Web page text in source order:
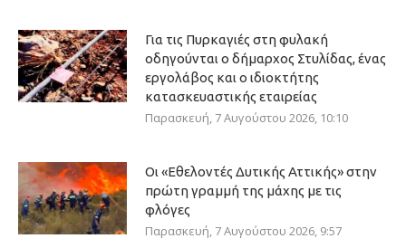
Για τις Πυρκαγιές στη φυλακή
οδηγούνται ο δήμαρχος Στυλίδας, ένας
εργολάβος και ο ιδιοκτήτης
κατασκευαστικής εταιρείας
Παρασκευή, 7 Αυγούστου 2026, 10:10
Οι «Εθελοντές Δυτικής Αττικής» στην
πρώτη γραμμή της μάχης με τις
φλόγες
Παρασκευή, 7 Αυγούστου 2026, 9:57